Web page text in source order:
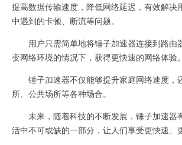
提高数据传输速度，降低网络延迟，有效解决
中遇到的卡顿、断流等问题。
用户只需简单地将锤子加速器连接到路由
变网络环境的情况下，获得更快速的网络体验。
锤子加速器不仅能够提升家庭网络速度，
所、公共场所等各种场合。
未来，随着科技的不断发展，锤子加速器
活中不可或缺的一部分，让人们享受更快速、